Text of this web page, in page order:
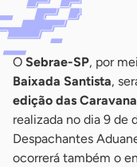
O Sebrae-SP, por
Baixada Santista,
edição das
realizada no dia 9 de
Despachantes
ocorrerá também o